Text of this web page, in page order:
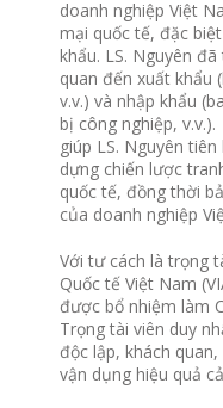
doanh nghiệp Việt
mại quốc tế, đặc
khẩu. LS. Nguyên
quan đến xuất khẩu
v.v.) và nhập khẩu
bị công nghiệp,
giúp LS. Nguyên
dựng chiến lược
quốc tế, đồng thời
của doanh nghiệp
Với tư cách là trọng
Quốc tế Việt Nam
được bổ nhiệm làm
Trọng tài viên duy
độc lập, khách
vận dụng hiệu quả